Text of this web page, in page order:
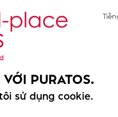
quyền cho các cá
PURATOS.
sử dụng cookie.